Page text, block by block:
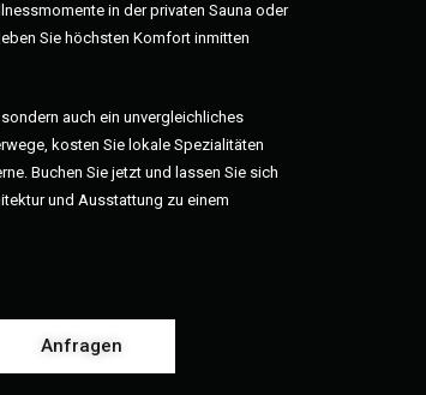
in der privaten Sauna oder
Sie höchsten Komfort inmitten
auch ein unvergleichliches
kosten Sie lokale Spezialitäten
Buchen Sie jetzt und lassen Sie sich
und Ausstattung zu einem
Anfragen